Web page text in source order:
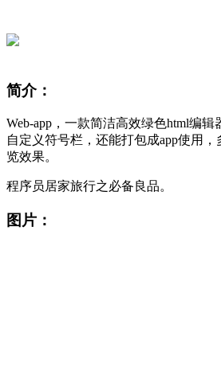
简介：
Web-app，一款简洁高效绿色html编
自定义符号栏，还能打包成app使用
览效果。
程序员居家旅行之必备良品。
图片：